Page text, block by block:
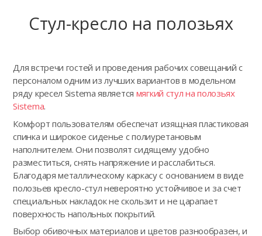
Стул-кресло на полозьях
Для встречи гостей и проведения рабочих совещаний с
персоналом одним из лучших вариантов в модельном
ряду кресел Sistema является мягкий стул на полозьях
Sistema.
Комфорт пользователям обеспечат изящная пластиковая
спинка и широкое сиденье с полиуретановым
наполнителем. Они позволят сидящему удобно
разместиться, снять напряжение и расслабиться.
Благодаря металлическому каркасу с основанием в виде
полозьев кресло-стул невероятно устойчивое и за счет
специальных накладок не скользит и не царапает
поверхность напольных покрытий.
Выбор обивочных материалов и цветов разнообразен, и